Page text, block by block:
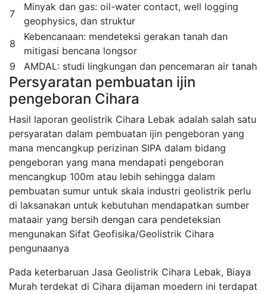
7
Minyak dan gas: oil-water contact, well logging
geophysics, dan struktur
8
Kebencanaan: mendeteksi gerakan tanah dan
mitigasi bencana longsor
9
AMDAL: studi lingkungan dan pencemaran air tanah
Persyaratan pembuatan ijin
pengeboran Cihara
Hasil laporan geolistrik Cihara Lebak adalah salah satu
persyaratan dalam pembuatan ijin pengeboran yang
mana mencangkup perizinan SIPA dalam bidang
pengeboran yang mana mendapati pengeboran
mencangkup 100m atau lebih sehingga dalam
pembuatan sumur untuk skala industri geolistrik perlu
di laksanakan untuk kebutuhan mendapatkan sumber
mataair yang bersih dengan cara pendeteksian
mengunakan Sifat Geofisika/Geolistrik Cihara
pengunaanya
Pada keterbaruan Jasa Geolistrik Cihara Lebak, Biaya
Murah terdekat di Cihara dijaman moedern ini terdapat